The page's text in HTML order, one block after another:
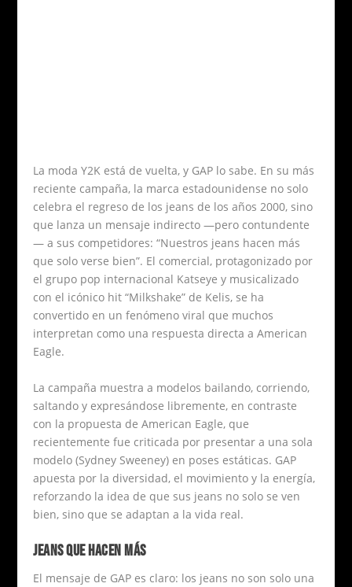
La moda Y2K está de vuelta, y GAP lo sabe. En su más
reciente campaña, la marca estadounidense no solo
celebra el regreso de los jeans de los años 2000, sino
que lanza un mensaje indirecto —pero contundente
— a sus competidores: “Nuestros jeans hacen más
que solo verse bien”. El comercial, protagonizado por
el grupo pop internacional Katseye y musicalizado
con el icónico hit “Milkshake” de Kelis, se ha
convertido en un fenómeno viral que muchos
interpretan como una respuesta directa a American
Eagle.
La campaña muestra a modelos bailando, corriendo,
saltando y expresándose libremente, en contraste
con la propuesta de American Eagle, que
recientemente fue criticada por presentar a una sola
modelo (Sydney Sweeney) en poses estáticas. GAP
apuesta por la diversidad, el movimiento y la energía,
reforzando la idea de que sus jeans no solo se ven
bien, sino que se adaptan a la vida real.
JEANS QUE HACEN MÁS
El mensaje de GAP es claro: los jeans no son solo una